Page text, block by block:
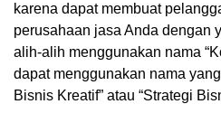
karena dapat membuat
perusahaan jasa Anda dengan
alih-alih menggunakan nama
dapat menggunakan nama
Bisnis Kreatif” atau “Strategi